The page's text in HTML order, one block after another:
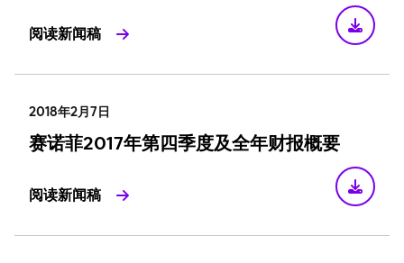
阅读新闻稿
2018年2月7日
赛诺菲2017年第四季度及全年财报概要
阅读新闻稿